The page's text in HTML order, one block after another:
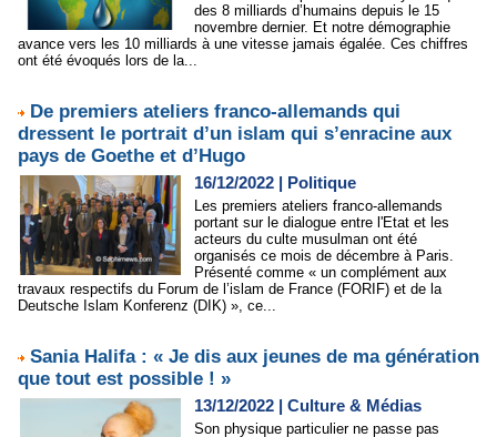
des 8 milliards d’humains depuis le 15
novembre dernier. Et notre démographie
avance vers les 10 milliards à une vitesse jamais égalée. Ces chiffres
ont été évoqués lors de la...
De premiers ateliers franco-allemands qui
dressent le portrait d’un islam qui s’enracine aux
pays de Goethe et d’Hugo
16/12/2022 | Politique
Les premiers ateliers franco-allemands
portant sur le dialogue entre l'Etat et les
acteurs du culte musulman ont été
organisés ce mois de décembre à Paris.
Présenté comme « un complément aux
travaux respectifs du Forum de l’islam de France (FORIF) et de la
Deutsche Islam Konferenz (DIK) », ce...
Sania Halifa : « Je dis aux jeunes de ma génération
que tout est possible ! »
13/12/2022 | Culture & Médias
Son physique particulier ne passe pas